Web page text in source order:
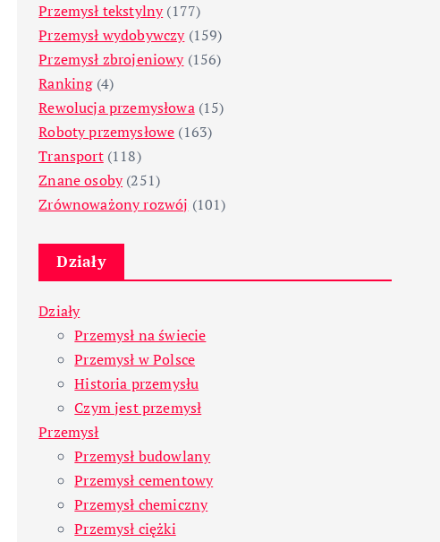
Przemysł tekstylny(177)
Przemysł wydobywczy(159)
Przemysł zbrojeniowy(156)
Ranking(4)
Rewolucja przemysłowa(15)
Roboty przemysłowe (163)
Transport(118)
Znane osoby(251)
Zrównoważony rozwój (101)
Działy
Działy
Przemysł na świecie
Przemysł w Polsce
Historia przemysłu
Czym jest przemysł
Przemysł
Przemysł budowlany
Przemysł cementowy
Przemysł chemiczny
Przemysł ciężki